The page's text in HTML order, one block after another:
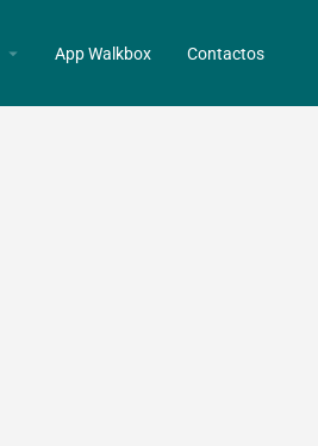
App Walkbox Contactos